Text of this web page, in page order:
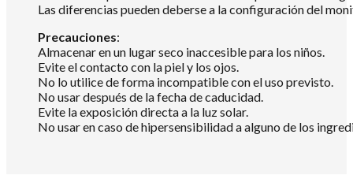
Las diferencias pueden deberse a la configuración del
Precauciones:
Almacenar en un lugar seco inaccesible para los niños.
Evite el contacto con la piel y los ojos.
No lo utilice de forma incompatible con el uso previsto.
No usar después de la fecha de caducidad.
Evite la exposición directa a la luz solar.
No usar en caso de hipersensibilidad a alguno de los